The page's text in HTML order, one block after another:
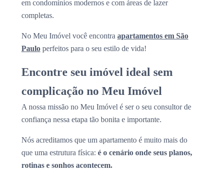
em condomínios modernos e com áreas de lazer
completas.
No Meu Imóvel você encontra apartamentos em São
Paulo perfeitos para o seu estilo de vida!
Encontre seu imóvel ideal sem
complicação no Meu Imóvel
A nossa missão no Meu Imóvel é ser o seu consultor de
confiança nessa etapa tão bonita e importante.
Nós acreditamos que um apartamento é muito mais do
que uma estrutura física: é o cenário onde seus planos,
rotinas e sonhos acontecem.